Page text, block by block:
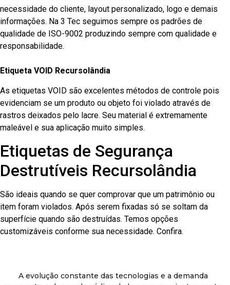
necessidade do cliente, layout personalizado, logo e demais
informações. Na 3 Tec seguimos sempre os padrões de
qualidade de ISO-9002 produzindo sempre com qualidade e
responsabilidade.
Etiqueta VOID Recursolândia
As etiquetas VOID são excelentes métodos de controle pois
evidenciam se um produto ou objeto foi violado através de
rastros deixados pelo lacre. Seu material é extremamente
maleável e sua aplicação muito simples.
Etiquetas de Segurança
Destrutíveis Recursolândia
São ideais quando se quer comprovar que um patrimônio ou
item foram violados. Após serem fixadas só se soltam da
superfície quando são destruídas. Temos opções
customizáveis conforme sua necessidade. Confira.
A evolução constante das tecnologias e a demanda